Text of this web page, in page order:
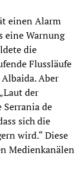
einen Alarm
eine Warnung
die
Flussläufe
Aber
der
Serrania de
sich die
wird.“ Diese
Medienkanälen